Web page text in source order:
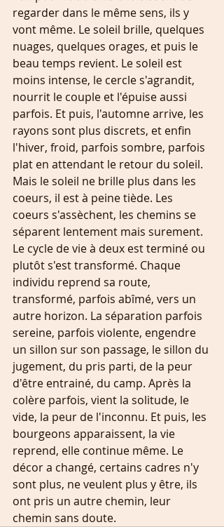
regarder dans le même sens, ils y
vont même. Le soleil brille, quelques
nuages, quelques orages, et puis le
beau temps revient. Le soleil est
moins intense, le cercle s'agrandit,
nourrit le couple et l'épuise aussi
parfois. Et puis, l'automne arrive, les
rayons sont plus discrets, et enfin
l'hiver, froid, parfois sombre, parfois
plat en attendant le retour du soleil.
Mais le soleil ne brille plus dans les
coeurs, il est à peine tiède. Les
coeurs s'assèchent, les chemins se
séparent lentement mais surement.
Le cycle de vie à deux est terminé ou
plutôt s'est transformé. Chaque
individu reprend sa route,
transformé, parfois abîmé, vers un
autre horizon. La séparation parfois
sereine, parfois violente, engendre
un sillon sur son passage, le sillon du
jugement, du pris parti, de la peur
d'être entrainé, du camp. Après la
colère parfois, vient la solitude, le
vide, la peur de l'inconnu. Et puis, les
bourgeons apparaissent, la vie
reprend, elle continue même. Le
décor a changé, certains cadres n'y
sont plus, ne veulent plus y être, ils
ont pris un autre chemin, leur
chemin sans doute.